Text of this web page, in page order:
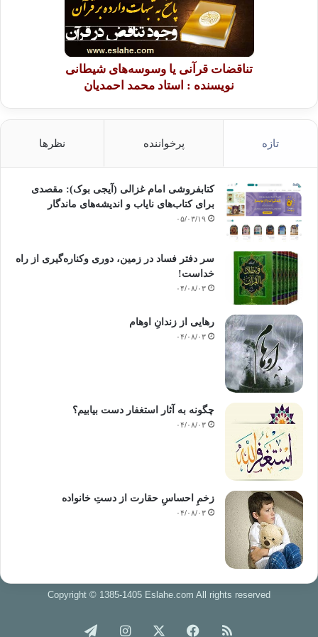
تناقضات قرآنی یا وسوسه‌های شیطانی
نویسنده : استاد محمد احمدیان
تازه پرخواننده نظرها
کتابفروشی امام غزالی (آیجی بوک): مقصدی
برای کتاب‌های نایاب و اندیشه‌های ماندگار
۰۵/۰۳/۱۹
سر دفتر فساد در زمین‌، دوری وکناره‌گیری از راه
خداست‌!
۰۴/۰۸/۰۳
رهایی از زندانِ اوهام
۰۴/۰۸/۰۳
چگونه به آثار استغفار دست بیابیم؟
۰۴/۰۸/۰۳
زخمِ احساسِ حقارت از دستِ خانواده
۰۴/۰۸/۰۳
Copyright © 1385-1405 Eslahe.com All rights reserved
خوراک فیس اینستاگرام